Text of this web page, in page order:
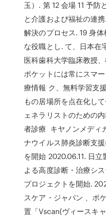
玉）. 第 12 会場 11 予防
と介護および福祉の連
解決のプロセス. 19 身
な役職とし. て、日本在
医科歯科大学臨床教授
ポケットには常にスマ
療情報 ク、無料学習支
もの居場所を点在化し
ェネラリストのための
者診療 キヤノンメディ
ナウイルス肺炎診断支
を開始 2020.06.11. 日
よる高度診断・治療シ
プロジェクトを開始.
スケア・ジャパン 、ポ
置「Vscan(ヴィースキ